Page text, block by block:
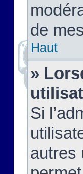
de
Haut
»
Si
autres